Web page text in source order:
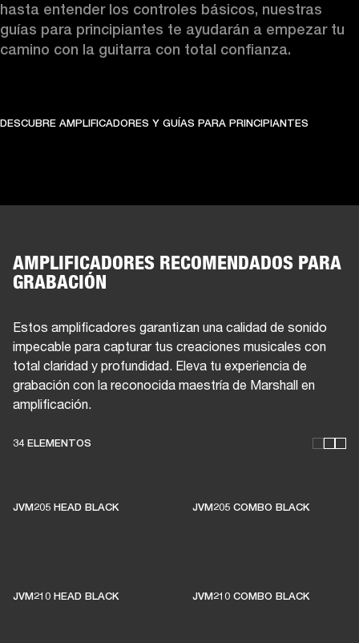
hasta entender los controles básicos, nuestras
guías para principiantes te ayudarán a empezar tu
camino con la guitarra con total confianza.
DESCUBRE AMPLIFICADORES Y GUÍAS PARA PRINCIPIANTES
AMPLIFICADORES RECOMENDADOS PARA
GRABACIÓN
Estos amplificadores garantizan una calidad de sonido
impecable para capturar tus creaciones musicales con
total claridad y profundidad. Eleva tu experiencia de
grabación con la reconocida maestría de Marshall en
amplificación.
34 ELEMENTOS
JVM205 HEAD BLACK JVM205 COMBO BLACK
ESTOS AMPLIFICADORES
MÚSICA EN VIVO
independientes
JVM210 HEAD BLACK JVM210 COMBO BLACK